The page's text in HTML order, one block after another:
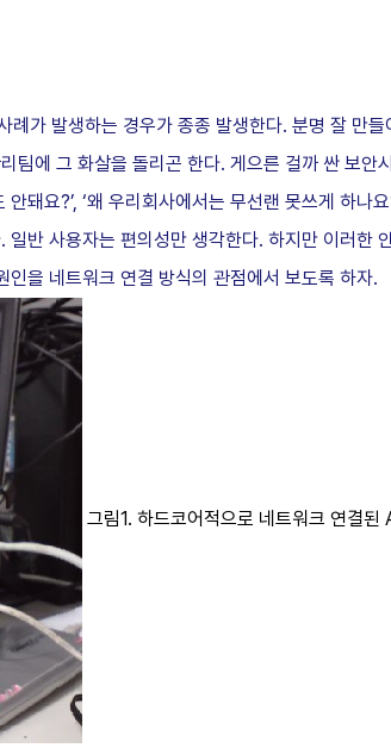
가 발생하는 경우가 종종 발생한다. 분명 잘 만
에 그 화살을 돌리곤 한다. 게으른 걸까 싼 보안
돼요?’, ‘왜 우리회사에서는 무선랜 못쓰게 하나
반 사용자는 편의성만 생각한다. 하지만 이러한
을 네트워크 연결 방식의 관점에서 보도록 하자.
그림1. 하드코어적으로 네트워크 연결된